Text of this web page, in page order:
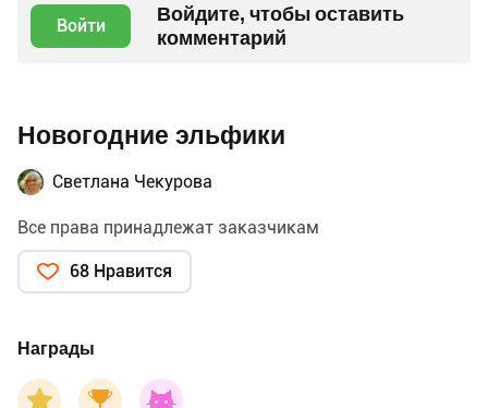
Войти
Войдите, чтобы оставить
комментарий
Новогодние эльфики
Светлана Чекурова
Все права принадлежат заказчикам
68 Нравится
Награды